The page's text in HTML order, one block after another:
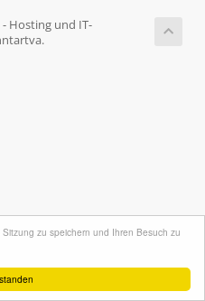
zu speichern und Ihren Besuch zu
- Hosting und IT-